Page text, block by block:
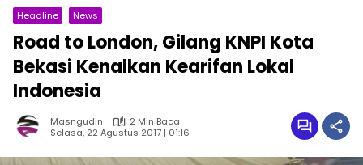
Headline News
Road to London, Gilang KNPI Kota
Bekasi Kenalkan Kearifan Lokal
Indonesia
Masngudin
2 Min Baca
Selasa, 22 Agustus 2017 | 01:16